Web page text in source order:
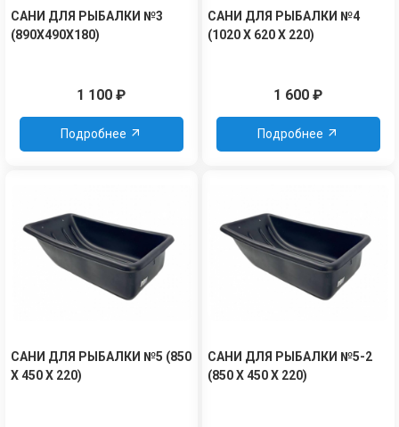
САНИ ДЛЯ РЫБАЛКИ №3
(890X490X180)
1 100 ₽
Подробнее
САНИ ДЛЯ РЫБАЛКИ №4
(1020 Х 620 Х 220)
1 600 ₽
Подробнее
САНИ ДЛЯ РЫБАЛКИ №5 (850
Х 450 Х 220)
САНИ ДЛЯ РЫБАЛКИ №5-2
(850 Х 450 Х 220)